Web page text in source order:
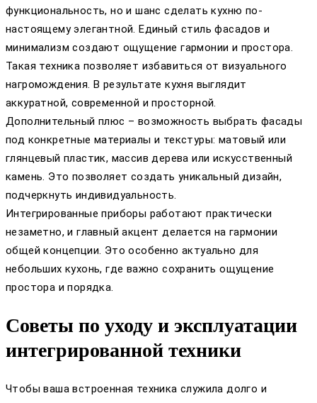
функциональность, но и шанс сделать кухню по-
настоящему элегантной. Единый стиль фасадов и
минимализм создают ощущение гармонии и простора.
Такая техника позволяет избавиться от визуального
нагромождения. В результате кухня выглядит
аккуратной, современной и просторной.
Дополнительный плюс – возможность выбрать фасады
под конкретные материалы и текстуры: матовый или
глянцевый пластик, массив дерева или искусственный
камень. Это позволяет создать уникальный дизайн,
подчеркнуть индивидуальность.
Интегрированные приборы работают практически
незаметно, и главный акцент делается на гармонии
общей концепции. Это особенно актуально для
небольших кухонь, где важно сохранить ощущение
простора и порядка.
Советы по уходу и эксплуатации
интегрированной техники
Чтобы ваша встроенная техника служила долго и